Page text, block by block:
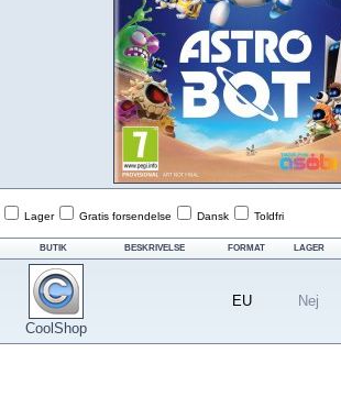
Lager Gratis forsendelse Dansk Toldfri
BUTIK BESKRIVELSE FORMAT LAGER
CoolShop
EU Nej